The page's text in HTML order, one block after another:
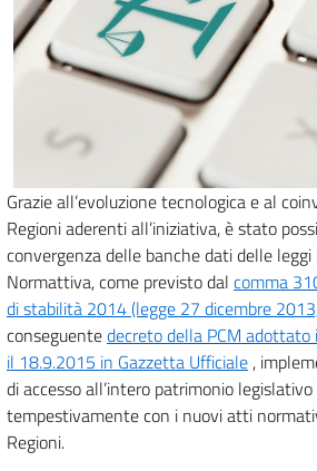
Grazie all’evoluzione tecnologica e al
Regioni aderenti all’iniziativa, è stato
convergenza delle banche dati delle
Normattiva, come previsto dal comma
di stabilità 2014 (legge 27 dicembre
conseguentedecreto della PCM
il 18.9.2015 in Gazzetta Ufficiale ,
di accesso all’intero patrimonio
tempestivamente con i nuovi atti
Regioni.